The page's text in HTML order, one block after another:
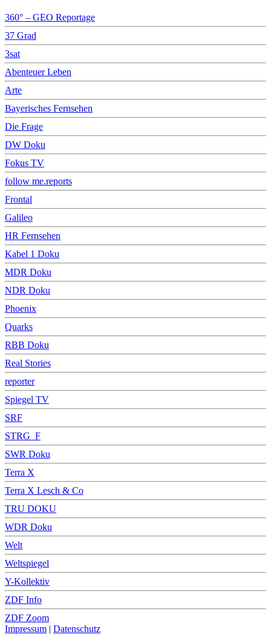
360° – GEO Reportage
37 Grad
3sat
Abenteuer Leben
Arte
Bayerisches Fernsehen
Die Frage
DW Doku
Fokus TV
follow me.reports
Frontal
Galileo
HR Fernsehen
Kabel 1 Doku
MDR Doku
NDR Doku
Phoenix
Quarks
RBB Doku
Real Stories
reporter
Spiegel TV
SRF
STRG_F
SWR Doku
Terra X
Terra X Lesch & Co
TRU DOKU
WDR Doku
Welt
Weltspiegel
Y-Kollektiv
ZDF Info
ZDF Zoom
Impressum | Datenschutz